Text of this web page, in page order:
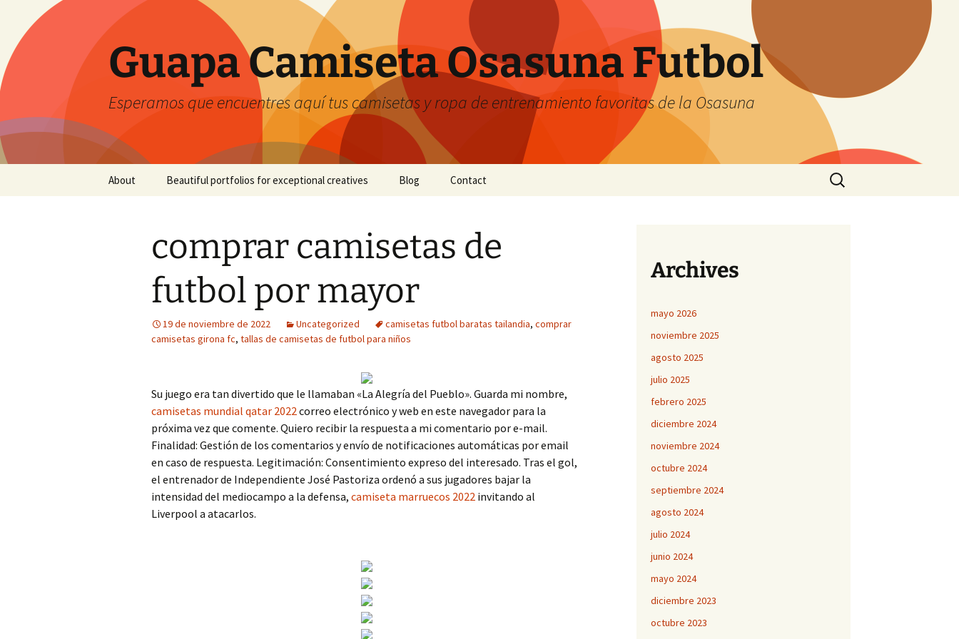
Guapa Camiseta Osasuna Futbol
Esperamos que encuentres aquí tus camisetas y ropa de entrenamiento favoritas de la Osasuna
About Beautiful portfolios for exceptional creatives Blog Contact
Buscar:
comprar camisetas de
futbol por mayor
19 de noviembre de 2022 Uncategorized camisetas futbol baratas tailandia, comprar
camisetas girona fc, tallas de camisetas de futbol para niños
Su juego era tan divertido que le llamaban «La Alegría del Pueblo». Guarda mi nombre,
camisetas mundial qatar 2022correo electrónico y web en este navegador para la
próxima vez que comente. Quiero recibir la respuesta a mi comentario por e-mail.
Finalidad: Gestión de los comentarios y envío de notificaciones automáticas por email
en caso de respuesta. Legitimación: Consentimiento expreso del interesado. Tras el gol,
el entrenador de Independiente José Pastoriza ordenó a sus jugadores bajar la
intensidad del mediocampo a la defensa, camiseta marruecos 2022 invitando al
Liverpool a atacarlos.
Archives
mayo 2026
noviembre 2025
agosto 2025
julio 2025
febrero 2025
diciembre 2024
noviembre 2024
octubre 2024
septiembre 2024
agosto 2024
julio 2024
junio 2024
mayo 2024
diciembre 2023
octubre 2023